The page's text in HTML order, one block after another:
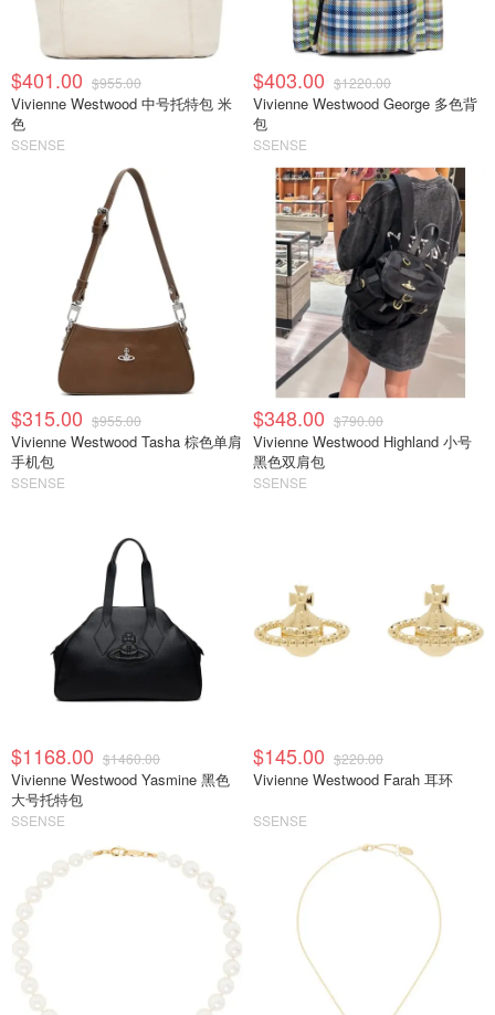
$401.00 $955.00
Vivienne Westwood 中号托特包 米
色
SSENSE
$403.00 $1220.00
Vivienne Westwood George 多色背
包
SSENSE
$315.00 $955.00
Vivienne Westwood Tasha 棕色单肩
手机包
SSENSE
$348.00 $790.00
Vivienne Westwood Highland 小号
黑色双肩包
SSENSE
$1168.00 $1460.00
Vivienne Westwood Yasmine 黑色
大号托特包
SSENSE
$145.00 $220.00
Vivienne Westwood Farah 耳环
SSENSE